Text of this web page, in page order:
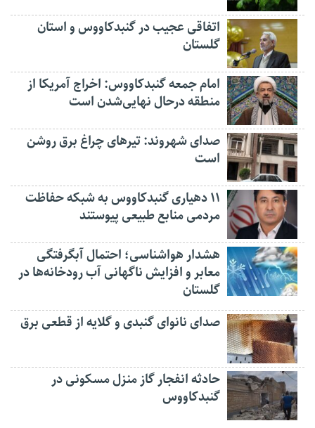
اتفاقی عجیب در‌ گنبدکاووس و استان
گلستان
امام جمعه گنبدکاووس: اخراج آمریکا از
منطقه درحال نهایی‌شدن است
صدای شهروند: تیرهای چراغ برق روشن
است
۱۱ دهیاری گنبدکاووس به شبکه حفاظت
مردمی منابع طبیعی پیوستند
هشدار هواشناسی؛ احتمال آبگرفتگی
معابر و افزایش ناگهانی آب رودخانه‌ها در
گلستان
صدای نانوای گنبدی و گلایه از قطعی برق
حادثه انفجار گاز منزل مسکونی در
گنبدکاووس